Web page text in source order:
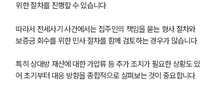
위한 절차를 진행할 수 있습니다.
따라서 전세사기 사건에서는 집주인의 책임을 묻는 형사 절차와
보증금 회수를 위한 민사 절차를 함께 검토하는 경우가 많습니다.
특히 상대방 재산에 대한 가압류 등 추가 조치가 필요한 상황도 있
어 초기부터 대응 방향을 종합적으로 살펴보는 것이 중요합니다.